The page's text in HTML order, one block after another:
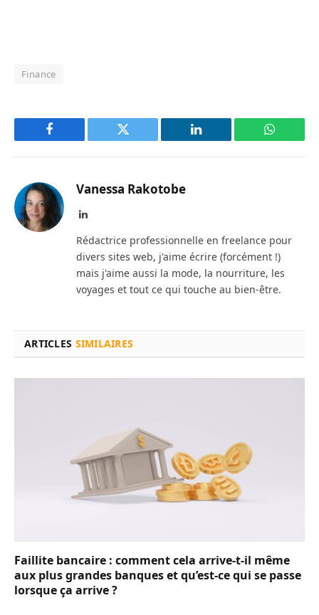
Finance
Facebook Twitter LinkedIn
Vanessa Rakotobe
LinkedIn
Rédactrice professionnelle en freelance pour
divers sites web, j'aime écrire (forcément !)
mais j'aime aussi la mode, la nourriture, les
voyages et tout ce qui touche au bien-être.
ARTICLES SIMILAIRES
Faillite bancaire : comment cela arrive-t-il même
aux plus grandes banques et qu’est-ce qui se passe
lorsque ça arrive ?